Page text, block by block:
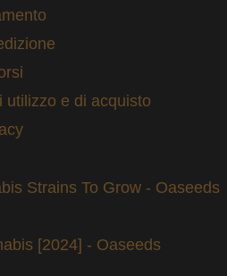
utilizzo e di acquisto
Strains To Grow - Oaseeds
[2024] - Oaseeds